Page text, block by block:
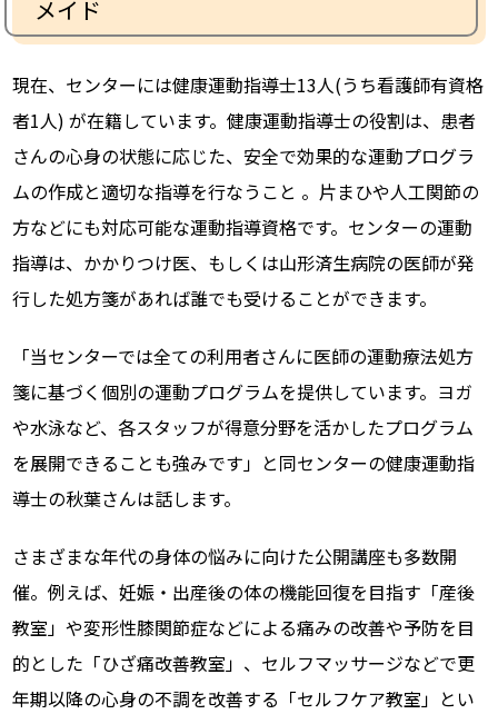
メイド
現在、センターには健康運動指導士13人(うち看護師有資格
者1人) が在籍しています。健康運動指導士の役割は、患者
さんの心身の状態に応じた、安全で効果的な運動プログラ
ムの作成と適切な指導を行なうこと 。片まひや人工関節の
方などにも対応可能な運動指導資格です。センターの運動
指導は、かかりつけ医、もしくは山形済生病院の医師が発
行した処方箋があれば誰でも受けることができます。
「当センターでは全ての利用者さんに医師の運動療法処方
箋に基づく個別の運動プログラムを提供しています。ヨガ
や水泳など、各スタッフが得意分野を活かしたプログラム
を展開できることも強みです」と同センターの健康運動指
導士の秋葉さんは話します。
さまざまな年代の身体の悩みに向けた公開講座も多数開
催。例えば、妊娠・出産後の体の機能回復を目指す「産後
教室」や変形性膝関節症などによる痛みの改善や予防を目
的とした「ひざ痛改善教室」、セルフマッサージなどで更
年期以降の心身の不調を改善する「セルフケア教室」とい